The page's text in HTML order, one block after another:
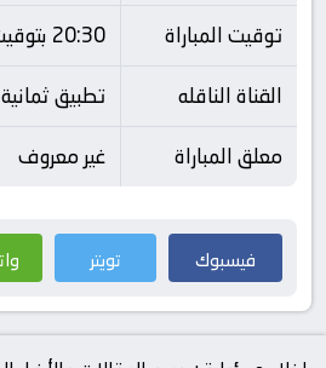
توقيت المباراة
20:30 بتوقيت Asia/Riyadh
القناة الناقله
تطبيق ثمانية
معلق المباراة
غير معروف
فيسبوك تويتر